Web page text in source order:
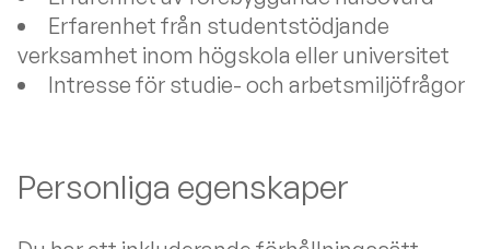
Erfarenhet från studentstödjande
verksamhet inom högskola eller universitet
Intresse för studie- och arbetsmiljöfrågor
Personliga egenskaper